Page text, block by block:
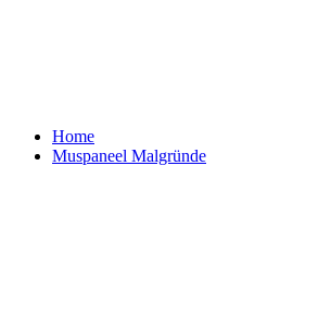
Home
Muspaneel Malgründe